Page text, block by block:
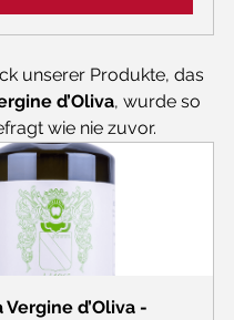
unserer Produkte, das
d’Oliva, wurde so
wie nie zuvor.
Vergine d’Oliva -